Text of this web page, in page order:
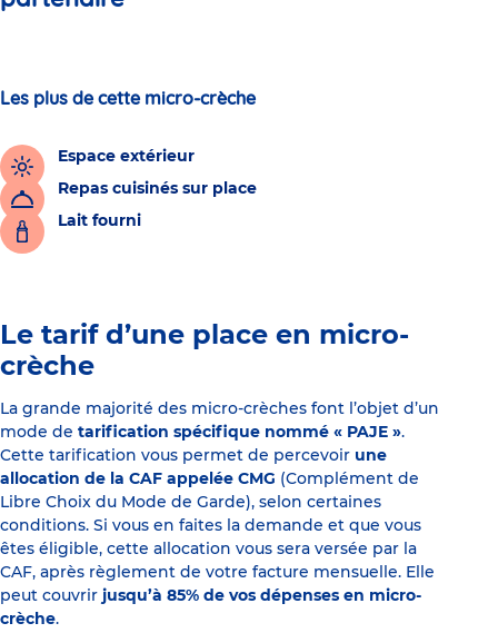
Les plus de cette micro-crèche
Espace extérieur
Repas cuisinés sur place
Lait fourni
Le tarif d’une place en micro-
crèche
La grande majorité des micro-crèches font l’objet d’un
mode de tarification spécifique nommé « PAJE ».
Cette tarification vous permet de percevoir une
allocation de la CAF appelée CMG (Complément de
Libre Choix du Mode de Garde), selon certaines
conditions. Si vous en faites la demande et que vous
êtes éligible, cette allocation vous sera versée par la
CAF, après règlement de votre facture mensuelle. Elle
peut couvrir jusqu’à 85% de vos dépenses en micro-
crèche.